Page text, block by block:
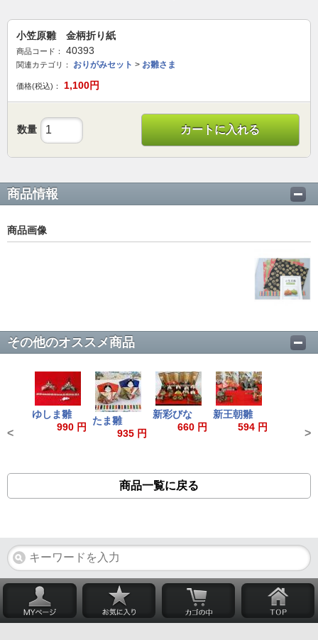
小笠原雛 金柄折り紙
商品コード： 40393
関連カテゴリ： おりがみセット > お雛さま
価格(税込)： 1,100円
数量 カートに入れる
商品情報
商品画像
その他のオススメ商品
ゆしま雛
990 円
たま雛
935 円
新彩びな
660 円
新王朝雛
594 円
< >
商品一覧に戻る